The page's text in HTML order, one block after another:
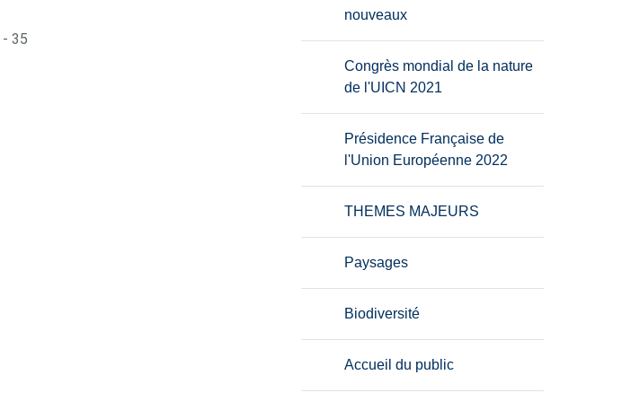
- 35
nouveaux
Congrès mondial de la nature
de l'UICN 2021
Présidence Française de
l'Union Européenne 2022
THEMES MAJEURS
Paysages
Biodiversité
Accueil du public